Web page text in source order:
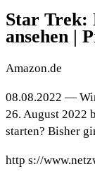
Star Trek:
ansehen |
Amazon.de
08.08.2022 —
26. August 2022
starten? Bisher
http s://